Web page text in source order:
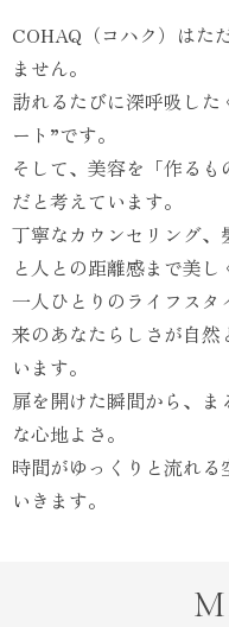
COHAQ（コハク）はた
ません。
訪れるたびに深呼吸し
ート”です。
そして、美容を「作るも
だと考えています。
丁寧なカウンセリング
と人との距離感まで美し
一人ひとりのライフス
来のあなたらしさが自
います。
扉を開けた瞬間から、ま
な心地よさ。
時間がゆっくりと流れ
いきます。